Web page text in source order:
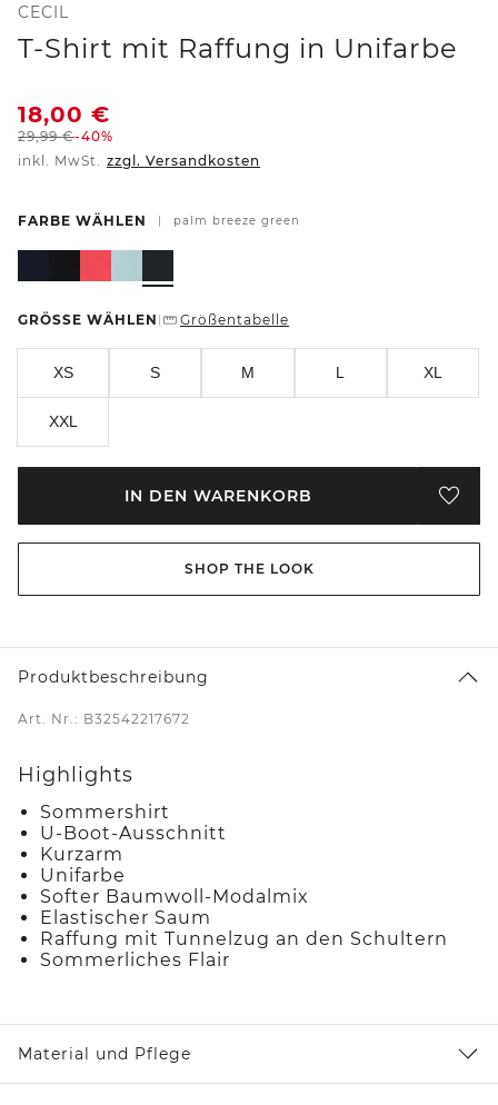
CECIL
T-Shirt mit Raffung in Unifarbe
18,00 €
29,99€-40%
inkl. MwSt. zzgl. Versandkosten
FARBE WÄHLEN palm breeze green
GRÖSSE WÄHLEN Größentabelle
XS S M L XL
XXL
IN DEN WARENKORB
SHOP THE LOOK
Produktbeschreibung
Art. Nr.: B32542217672
Highlights
Sommershirt
U-Boot-Ausschnitt
Kurzarm
Unifarbe
Softer Baumwoll-Modalmix
Elastischer Saum
Raffung mit Tunnelzug an den Schultern
Sommerliches Flair
Material und Pflege